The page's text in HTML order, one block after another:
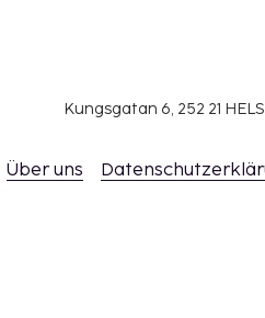
Kungsgatan 6, 252 21
Über uns